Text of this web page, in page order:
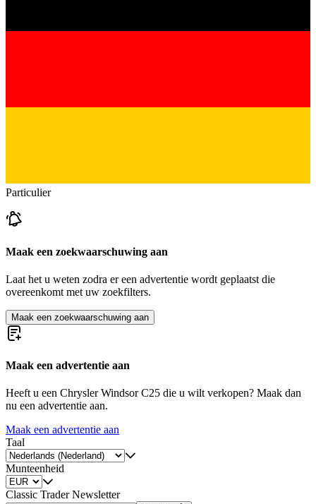
Particulier
Maak een zoekwaarschuwing aan
Laat het u weten zodra er een advertentie wordt geplaatst die
overeenkomt met uw zoekfilters.
Maak een zoekwaarschuwing aan
Maak een advertentie aan
Heeft u een Chrysler Windsor C25 die u wilt verkopen? Maak dan
nu een advertentie aan.
Maak een advertentie aan
Taal
Munteenheid
Classic Trader Newsletter